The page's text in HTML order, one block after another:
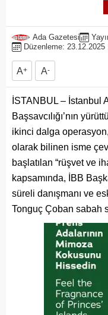
Ada Gazetesi
Düzenleme: 23.12.2025
A+ A-
İSTANBUL – İstanbul
Başsavcılığı’nın
ikinci dalga
olarak bilinen isme
başlatılan “rüşvet ve
kapsamında, İBB
süreli danışmanı ve
Tonguç Çoban sabah